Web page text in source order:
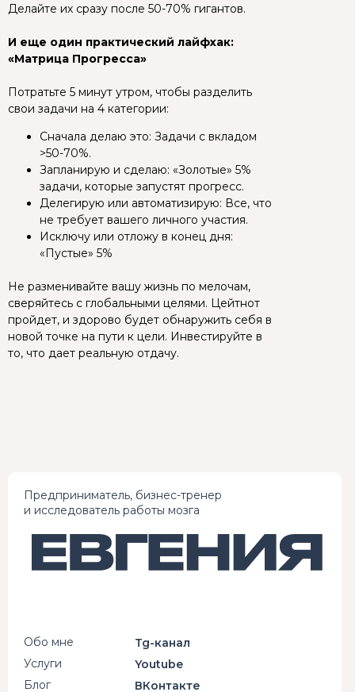
Делайте их сразу после 50-70% гигантов.
И еще один практический лайфхак:
«Матрица Прогресса»
Потратьте 5 минут утром, чтобы разделить
свои задачи на 4 категории:
Сначала делаю это: Задачи с вкладом
>50-70%.
Запланирую и сделаю: «Золотые» 5%
задачи, которые запустят прогресс.
Делегирую или автоматизирую: Все, что
не требует вашего личного участия.
Исключу или отложу в конец дня:
«Пустые» 5%
Не разменивайте вашу жизнь по мелочам,
сверяйтесь с глобальными целями. Цейтнот
пройдет, и здорово будет обнаружить себя в
новой точке на пути к цели. Инвестируйте в
то, что дает реальную отдачу.
Предприниматель, бизнес-тренер
и исследователь работы мозга
Обо мне
Услуги
Блог
Tg-канал
Youtube
ВКонтакте